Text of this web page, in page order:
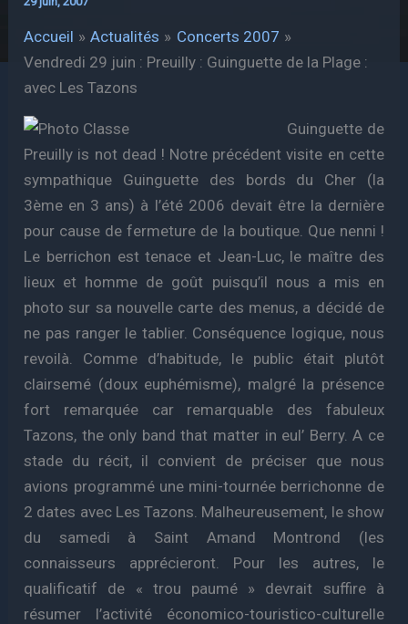
Accueil Actualités
Concerts 2007
Vendredi 29 juin : Preuilly : Guinguette de la Plage :
avec Les Tazons
Guinguette de
Preuilly is not dead ! Notre précédent visite en cette
sympathique Guinguette des bords du Cher (la
3ème en 3 ans) à l’été 2006 devait être la dernière
pour cause de fermeture de la boutique. Que nenni !
Le berrichon est tenace et Jean-Luc, le maître des
lieux et homme de goût puisqu’il nous a mis en
photo sur sa nouvelle carte des menus, a décidé de
ne pas ranger le tablier. Conséquence logique, nous
revoilà. Comme d’habitude, le public était plutôt
clairsemé (doux euphémisme), malgré la présence
fort remarquée car remarquable des fabuleux
Tazons, the only band that matter in eul’ Berry. A ce
stade du récit, il convient de préciser que nous
avions programmé une mini-tournée berrichonne de
2 dates avec Les Tazons. Malheureusement, le show
du samedi à Saint Amand Montrond (les
connaisseurs apprécieront. Pour les autres, le
qualificatif de « trou paumé » devrait suffire à
résumer l’activité économico-touristico-culturelle